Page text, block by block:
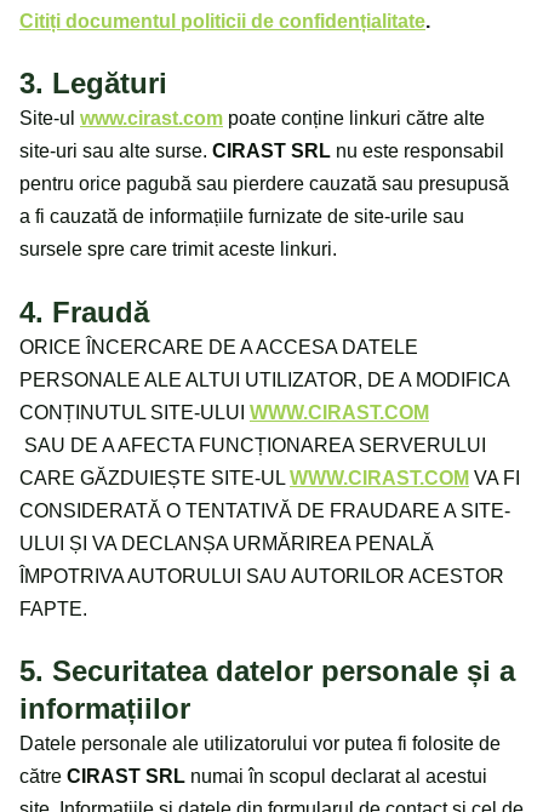
Citiți documentul politicii de confidențialitate.
3. Legături
Site-ul www.cirast.com poate conține linkuri către alte
site-uri sau alte surse. CIRAST SRL nu este responsabil
pentru orice pagubă sau pierdere cauzată sau presupusă
a fi cauzată de informațiile furnizate de site-urile sau
sursele spre care trimit aceste linkuri.
4. Fraudă
ORICE ÎNCERCARE DE A ACCESA DATELE
PERSONALE ALE ALTUI UTILIZATOR, DE A MODIFICA
CONȚINUTUL SITE-ULUI WWW.CIRAST.COM
SAU DE A AFECTA FUNCȚIONAREA SERVERULUI
CARE GĂZDUIEȘTE SITE-UL WWW.CIRAST.COM VA FI
CONSIDERATĂ O TENTATIVĂ DE FRAUDARE A SITE-
ULUI ȘI VA DECLANȘA URMĂRIREA PENALĂ
ÎMPOTRIVA AUTORULUI SAU AUTORILOR ACESTOR
FAPTE.
5. Securitatea datelor personale și a
informațiilor
Datele personale ale utilizatorului vor putea fi folosite de
către CIRAST SRL numai în scopul declarat al acestui